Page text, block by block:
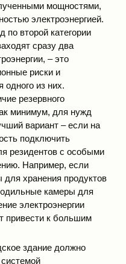
мощностями,
электроэнергией.
по второй категории
сразу два
– это
риски и
одного из них.
резервного
минимум, для нужд
вариант – если на
подключить
резидентов с особыми
Например, если
для хранения продуктов
камеры для
электроэнергии
привести к большим
здание должно